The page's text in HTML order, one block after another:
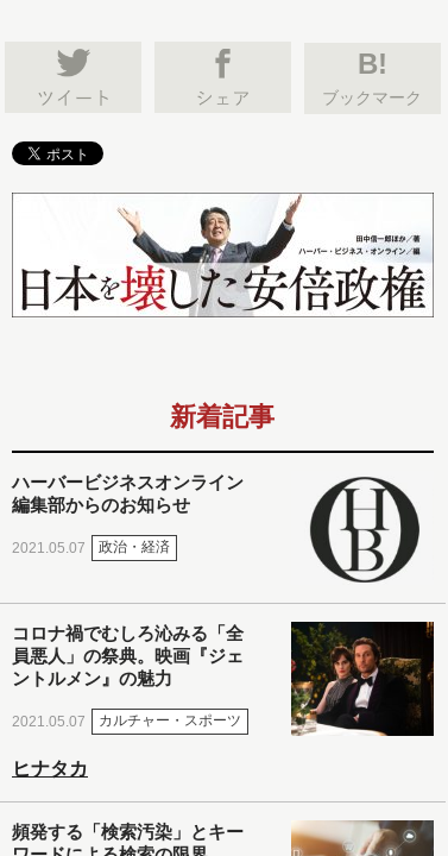
B!
ブックマーク
新着記事
ハーバービジネスオンライン
編集部からのお知らせ
2021.05.07 政治・経済
コロナ禍でむしろ沁みる「全
員悪人」の祭典。映画『ジェ
ントルメン』の魅力
2021.05.07 カルチャー・スポーツ
ヒナタカ
頻発する「検索汚染」とキー